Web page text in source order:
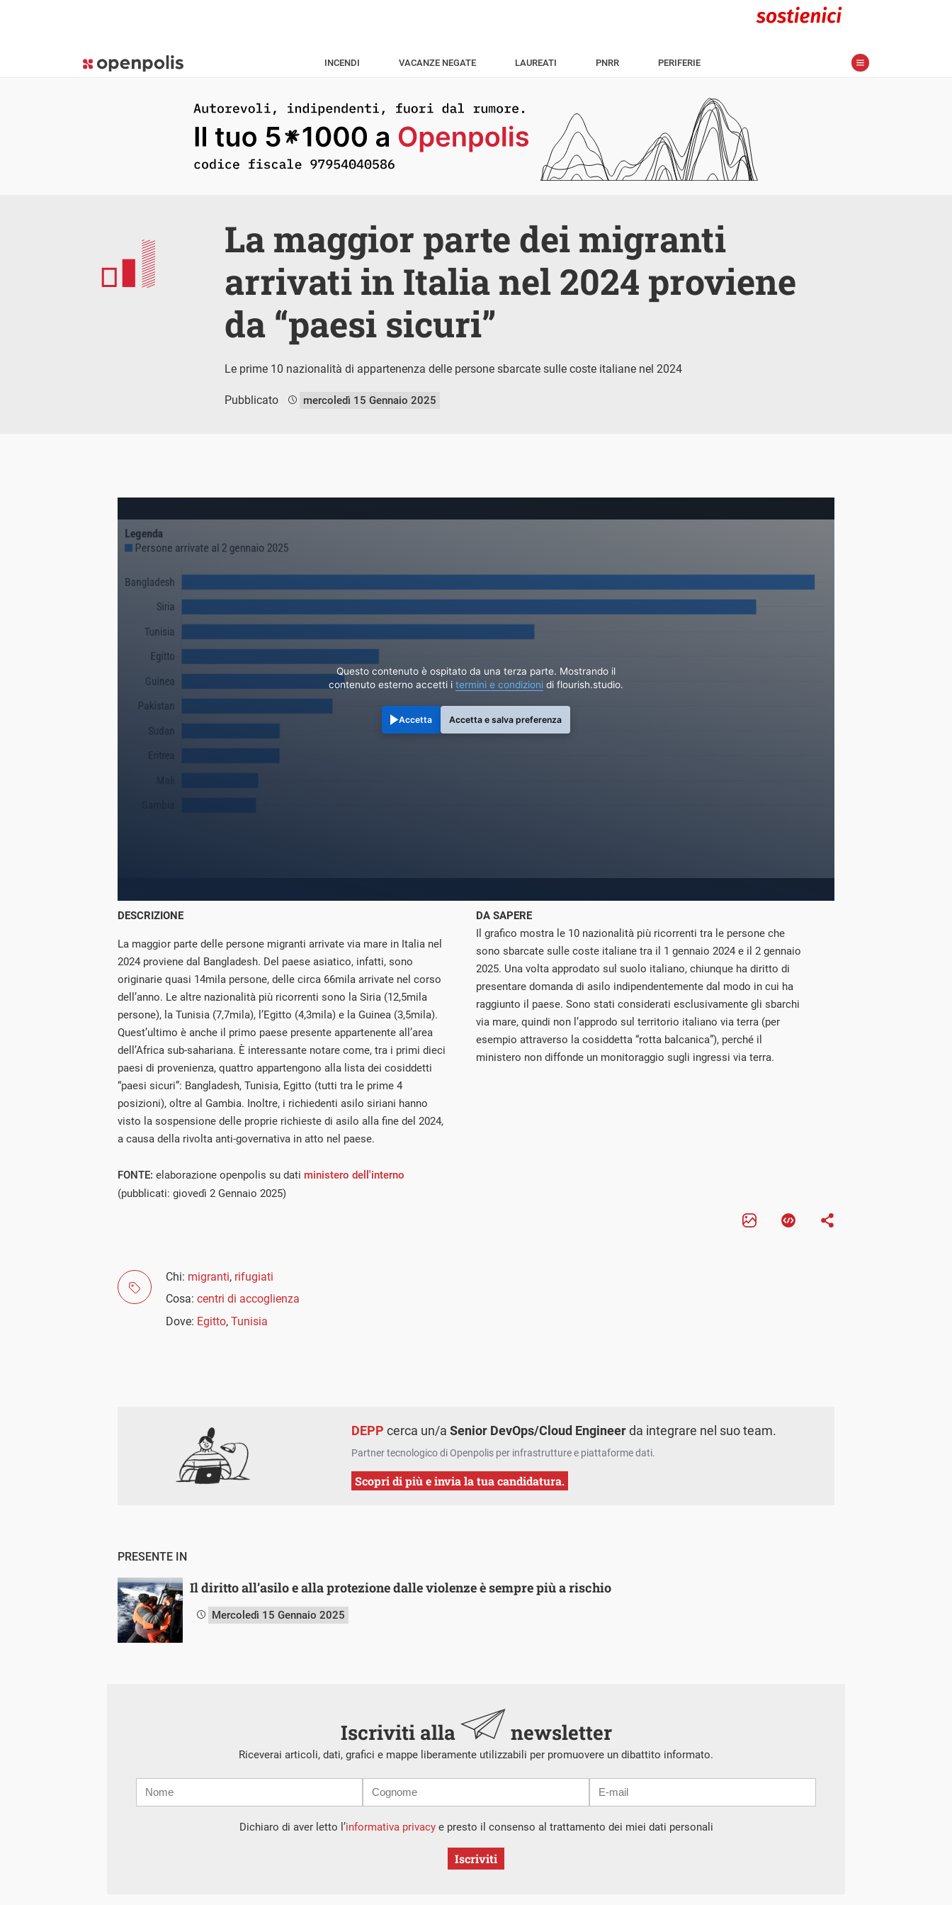
INCENDI VACANZE NEGATE LAUREATI PNRR PERIFERIE
La maggior parte dei migranti
arrivati in Italia nel 2024 proviene
da “paesi sicuri”
Le prime 10 nazionalità di appartenenza delle persone sbarcate sulle coste italiane nel 2024
Pubblicato mercoledì 15 Gennaio 2025
Questo contenuto è ospitato da una terza parte. Mostrando il
contenuto esterno accetti i termini e condizioni di flourish.studio.
Accetta Accetta e salva preferenza
DESCRIZIONE
La maggior parte delle persone migranti arrivate via mare in Italia nel
2024 proviene dal Bangladesh. Del paese asiatico, infatti, sono
originarie quasi 14mila persone, delle circa 66mila arrivate nel corso
dell’anno. Le altre nazionalità più ricorrenti sono la Siria (12,5mila
persone), la Tunisia (7,7mila), l’Egitto (4,3mila) e la Guinea (3,5mila).
Quest’ultimo è anche il primo paese presente appartenente all’area
dell’Africa sub-sahariana. È interessante notare come, tra i primi dieci
paesi di provenienza, quattro appartengono alla lista dei cosiddetti
“paesi sicuri”: Bangladesh, Tunisia, Egitto (tutti tra le prime 4
posizioni), oltre al Gambia. Inoltre, i richiedenti asilo siriani hanno
visto la sospensione delle proprie richieste di asilo alla fine del 2024,
a causa della rivolta anti-governativa in atto nel paese.
DA SAPERE
Il grafico mostra le 10 nazionalità più ricorrenti tra le persone che
sono sbarcate sulle coste italiane tra il 1 gennaio 2024 e il 2 gennaio
2025. Una volta approdato sul suolo italiano, chiunque ha diritto di
presentare domanda di asilo indipendentemente dal modo in cui ha
raggiunto il paese. Sono stati considerati esclusivamente gli sbarchi
via mare, quindi non l’approdo sul territorio italiano via terra (per
esempio attraverso la cosiddetta “rotta balcanica”), perché il
ministero non diffonde un monitoraggio sugli ingressi via terra.
FONTE: elaborazione openpolis su dati ministero dell'interno
(pubblicati: giovedì 2 Gennaio 2025)
Chi: migranti, rifugiati
Cosa: centri di accoglienza
Dove: Egitto, Tunisia
DEPP cerca un/aSenior DevOps/Cloud Engineerda integrare nel suo team.
Partner tecnologico di Openpolis per infrastrutture e piattaforme dati.
Scopri di più e invia la tua candidatura.
PRESENTE IN
Il diritto all’asilo e alla protezione dalle violenze è sempre più a rischio
Mercoledì 15 Gennaio 2025
Iscriviti alla newsletter
Riceverai articoli, dati, grafici e mappe liberamente utilizzabili per promuovere un dibattito informato.
mail
Dichiaro di aver letto l’informativa privacye presto il consenso al trattamento dei miei dati personali
Iscriviti